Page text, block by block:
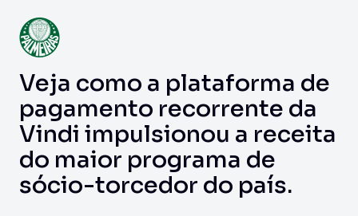
Veja como a plataforma de
pagamento recorrente da
Vindi impulsionou a receita
do maior programa de
sócio-torcedor do país.